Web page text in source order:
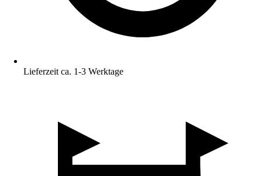
Lieferzeit ca. 1-3 Werktage